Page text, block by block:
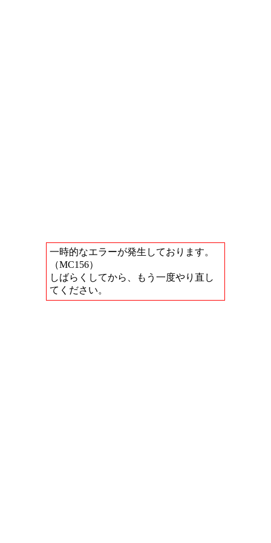
一時的なエラーが発生しております。
（MC156）
しばらくしてから、もう一度やり直し
てください。